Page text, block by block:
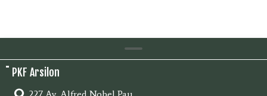
PKF Arsilon
227 Av. Alfred Nobel Pau